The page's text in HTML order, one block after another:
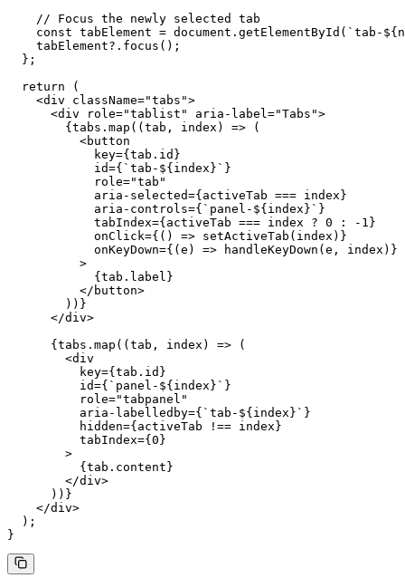
    // Focus the newly selected tab
    const
tabElement = document. getElementById ( `tab-${
    tabElement?.
focus ();
  };
  return
(
    <
div className="tabs">
      <
div role="tablist" aria-label ="Tabs">
        {tabs.
map (( tab , index ) => (
          <
button
            key
={tab.id}
            id
={ `tab-${ index }` }
            role
="tab"
            aria-selected
={activeTab === index}
            aria-controls
={ `panel-${ index }` }
            tabIndex
={activeTab === index ? 0 : - 1 }
            onClick
={() => setActiveTab (index)}
            onKeyDown
={( e ) => handleKeyDown (e, index)}
          >
            {tab.label}
          </
button>
        ))}
      </
div>
      {tabs.
map (( tab , index ) => (
        <
div
          key
={tab.id}
          id
={ `panel-${ index }` }
          role
="tabpanel"
          aria-labelledby
={ `tab-${ index }` }
          hidden
={activeTab !== index}
          tabIndex
={ 0 }
        >
          {tab.content}
        </
div>
      ))}
    </
div>
  );
}